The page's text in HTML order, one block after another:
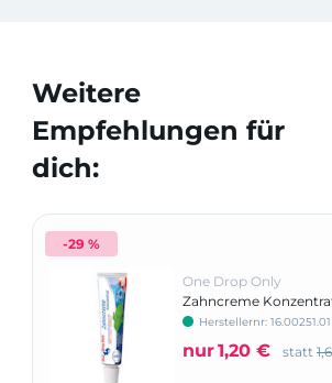
Weitere
Empfehlungen für
dich:
-29 %
One Drop Only
Zahncreme
Herstellernr: 16.00251.01
nur1,20 € statt